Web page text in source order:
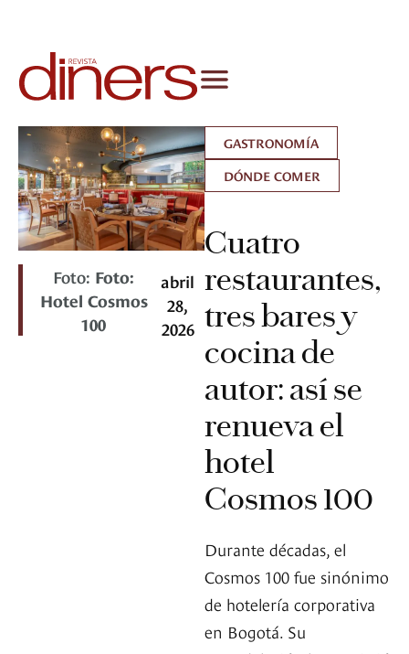
Foto: Foto:
Hotel Cosmos
100
abril
28,
2026
GASTRONOMÍA
DÓNDE COMER
Cuatro
restaurantes,
tres bares y
cocina de
autor: así se
renueva el
hotel
Cosmos 100
Durante décadas, el
Cosmos 100 fue sinónimo
de hotelería corporativa
en Bogotá. Su